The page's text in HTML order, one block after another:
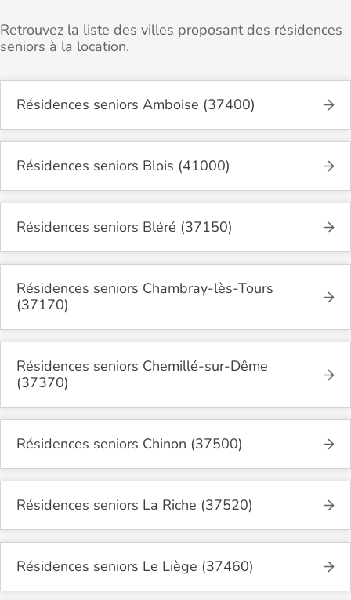
Retrouvez la liste des villes proposant des résidences
seniors à la location.
Résidences seniors Amboise (37400)
Résidences seniors Blois (41000)
Résidences seniors Bléré (37150)
Résidences seniors Chambray-lès-Tours
(37170)
Résidences seniors Chemillé-sur-Dême
(37370)
Résidences seniors Chinon (37500)
Résidences seniors La Riche (37520)
Résidences seniors Le Liège (37460)